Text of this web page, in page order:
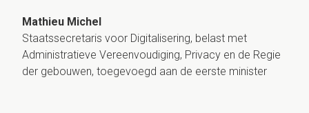
Mathieu Michel
Staatssecretaris voor Digitalisering, belast met
Administratieve Vereenvoudiging, Privacy en de Regie
der gebouwen, toegevoegd aan de eerste minister